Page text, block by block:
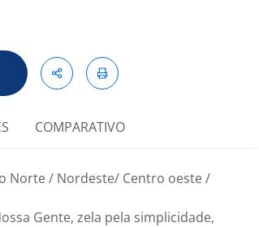
COMPARATIVO
Norte / Nordeste/ Centro oeste /
Gente, zela pela simplicidade,